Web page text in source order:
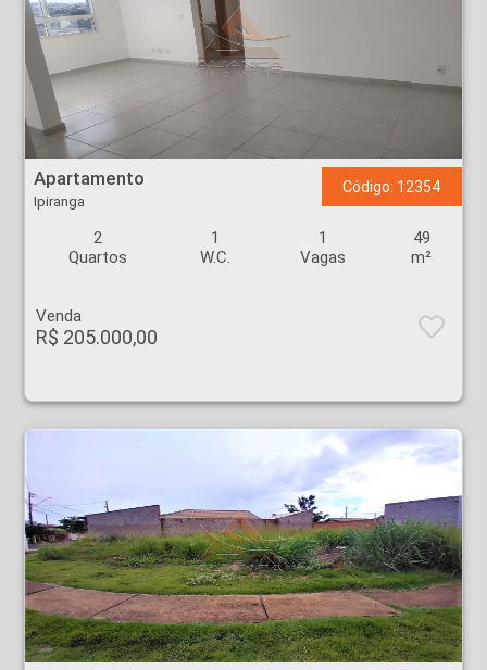
Apartamento - Ipiranga - Ribeirão Preto
Apartamento
Ipiranga
Código: 12354
2
Quartos
1
W.C.
1
Vagas
49
m²
Venda
R$ 205.000,00
Terreno - Cristo Redentor - Ribeirão Preto